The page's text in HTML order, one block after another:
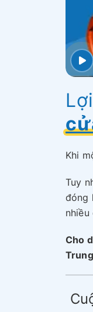
Khi
Tuy
đóng
Cho